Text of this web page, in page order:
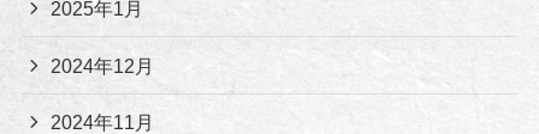
2025年1月
2024年12月
2024年11月